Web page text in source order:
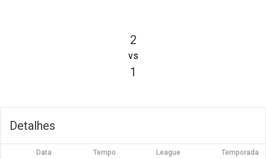
2
vs
1
Detalhes
Data Tempo League Temporada